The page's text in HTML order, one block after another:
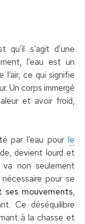
s’agit d’une
l’eau est un
l’air, ce qui signifie
Un corps immergé
et avoir froid,
par l’eau pourle
devient lourd et
non seulement
pour se
ses mouvements,
Ce déséquilibre
à la chasse et